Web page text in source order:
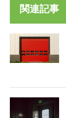
関連記事